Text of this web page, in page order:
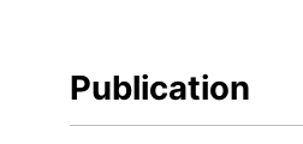
Publication